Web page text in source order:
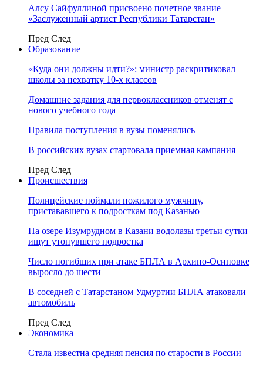
Алсу Сайфуллиной присвоено почетное звание
«Заслуженный артист Республики Татарстан»
Пред След
Образование
«Куда они должны идти?»: министр раскритиковал
школы за нехватку 10-х классов
Домашние задания для первоклассников отменят с
нового учебного года
Правила поступления в вузы поменялись
В российских вузах стартовала приемная кампания
Пред След
Происшествия
Полицейские поймали пожилого мужчину,
пристававшего к подросткам под Казанью
На озере Изумрудном в Казани водолазы третьи сутки
ищут утонувшего подростка
Число погибших при атаке БПЛА в Архипо-Осиповке
выросло до шести
В соседней с Татарстаном Удмуртии БПЛА атаковали
автомобиль
Пред След
Экономика
Стала известна средняя пенсия по старости в России